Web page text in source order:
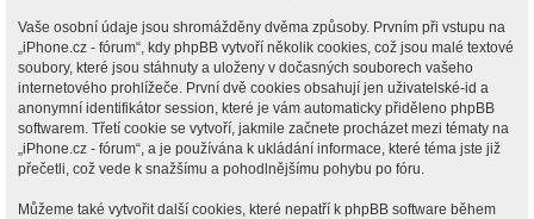
Vaše osobní údaje jsou shromážděny dvěma způsoby. Prvním při vstupu na
„iPhone.cz - fórum“, kdy phpBB vytvoří několik cookies, což jsou malé textové
soubory, které jsou stáhnuty a uloženy v dočasných souborech vašeho
internetového prohlížeče. První dvě cookies obsahují jen uživatelské-id a
anonymní identifikátor session, které je vám automaticky přiděleno phpBB
softwarem. Třetí cookie se vytvoří, jakmile začnete procházet mezi tématy na
„iPhone.cz - fórum“, a je používána k ukládání informace, které téma jste již
přečetli, což vede k snažšímu a pohodlnějšímu pohybu po fóru.
Můžeme také vytvořit další cookies, které nepatří k phpBB software během